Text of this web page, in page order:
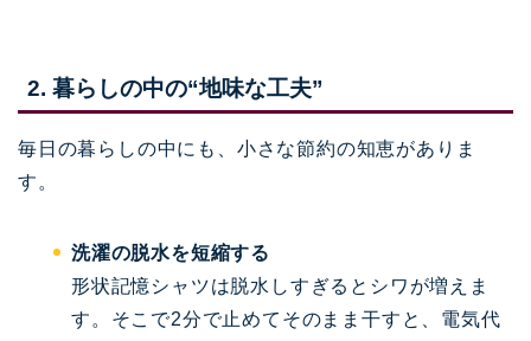
2. 暮らしの中の“地味な工夫”
毎日の暮らしの中にも、小さな節約の知恵がありま
す。
洗濯の脱水を短縮する
形状記憶シャツは脱水しすぎるとシワが増えま
す。そこで2分で止めてそのまま干すと、電気代